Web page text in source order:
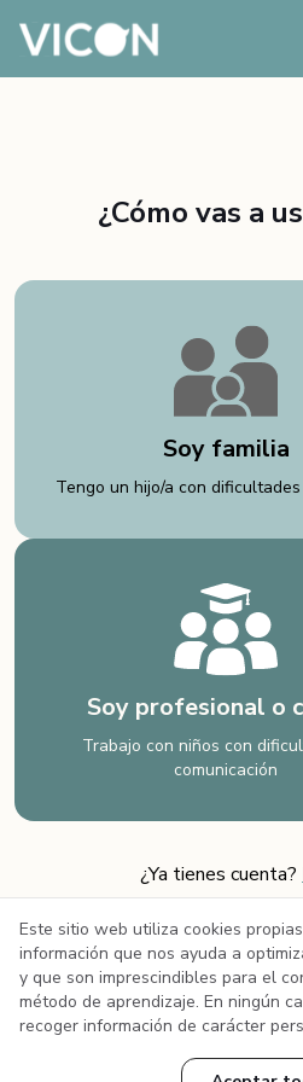
¿Cómo vas a
Soy familia
Tengo un hijo/a con
Soy profesional o
Trabajo con niños con
comunicación
¿Ya tienes cuenta?
Este sitio web utiliza cookies
información que nos ayuda a
y que son imprescindibles para el
método de aprendizaje. En ningún
recoger información de carácter